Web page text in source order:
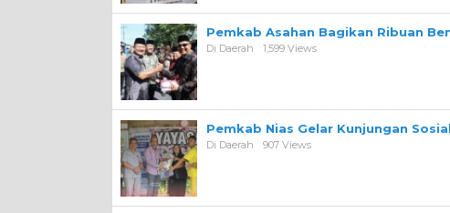
Pemkab Asahan Bagikan Ribuan
Di Daerah 1,599 Views
Pemkab Nias Gelar Kunjungan
Di Daerah 907 Views